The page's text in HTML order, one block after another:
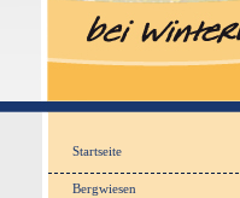
Startseite
Bergwiesen